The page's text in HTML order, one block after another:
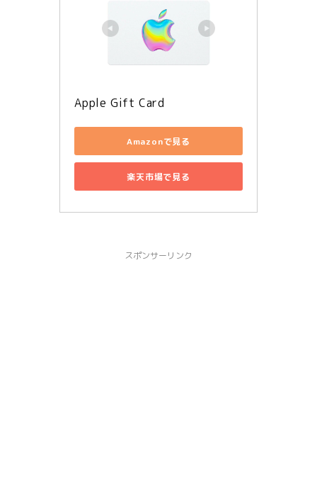
Apple Gift Card
Amazonで見る
楽天市場で見る
スポンサーリンク